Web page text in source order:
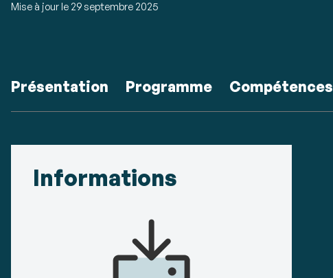
Mise à jour le 29 septembre 2025
Accéder
aux
sections
de
la
Présentation Programme Compétences
Informations